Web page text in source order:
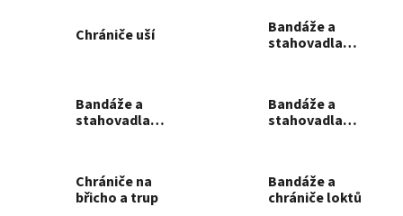
Chrániče uší
Bandáže a
stahovadla
Bandáže a
stahovadla
Bandáže a
stahovadla
Chrániče na
břicho a trup
Bandáže a
chrániče loktů